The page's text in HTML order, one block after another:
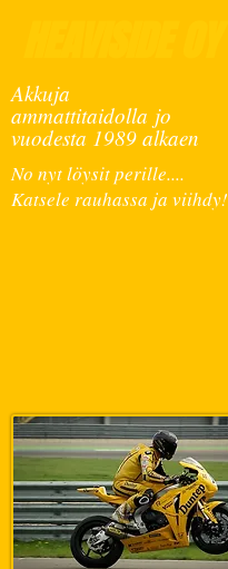
Akkuja
ammattitaidolla jo
vuodesta 1989 alkaen
No nyt löysit perille....
Katsele rauhassa ja viihdy!